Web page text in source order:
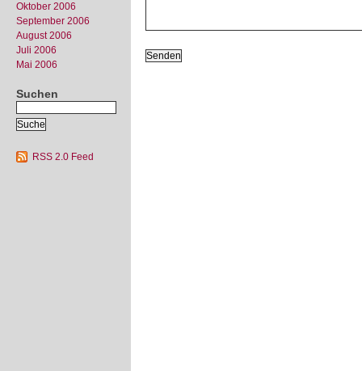
Oktober 2006
September 2006
August 2006
Juli 2006
Mai 2006
Suchen
RSS 2.0 Feed